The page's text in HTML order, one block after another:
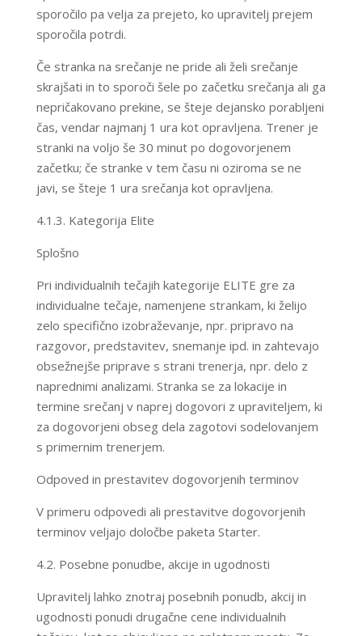
sporočilo pa velja za prejeto, ko upravitelj prejem
sporočila potrdi.
​Če stranka na srečanje ne pride ali želi srečanje
skrajšati in to sporoči šele po začetku srečanja ali ga
nepričakovano prekine, se šteje dejansko porabljeni
čas, vendar najmanj 1 ura kot opravljena. Trener je
stranki na voljo še 30 minut po dogovorjenem
začetku; če stranke v tem času ni oziroma se ne
javi, se šteje 1 ura srečanja kot opravljena.
4.1.3. Kategorija Elite
Splošno
​Pri individualnih tečajih kategorije ELITE gre za
individualne tečaje, namenjene strankam, ki želijo
zelo specifično izobraževanje, npr. pripravo na
razgovor, predstavitev, snemanje ipd. in zahtevajo
obsežnejše priprave s strani trenerja, npr. delo z
naprednimi analizami. Stranka se za lokacije in
termine srečanj v naprej dogovori z upraviteljem, ki
za dogovorjeni obseg dela zagotovi sodelovanjem
s primernim trenerjem.
Odpoved in prestavitev dogovorjenih terminov
V primeru odpovedi ali prestavitve dogovorjenih
terminov veljajo določbe paketa Starter.
4.2. Posebne ponudbe, akcije in ugodnosti
Upravitelj lahko znotraj posebnih ponudb, akcij in
ugodnosti ponudi drugačne cene individualnih